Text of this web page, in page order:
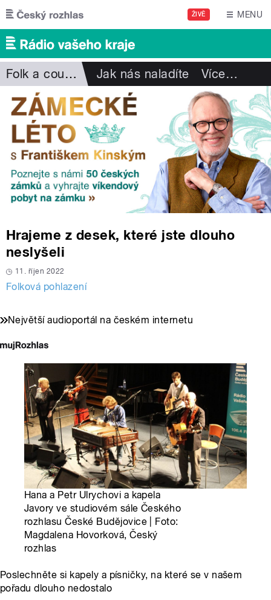
Přejít k hlavnímu obsahu
ŽIVĚ MENU
Folk a country Jak nás naladíte Více…
Hrajeme z desek, které jste dlouho
neslyšeli
11. říjen 2022
Folková pohlazení
Největší audioportál na českém internetu
Hana a Petr Ulrychovi a kapela
Javory ve studiovém sále Českého
rozhlasu České Budějovice | Foto:
Magdalena Hovorková, Český
rozhlas
Poslechněte si kapely a písničky, na které se v našem
pořadu dlouho nedostalo